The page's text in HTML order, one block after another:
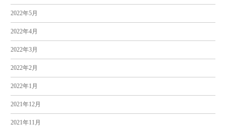
2022年5月
2022年4月
2022年3月
2022年2月
2022年1月
2021年12月
2021年11月